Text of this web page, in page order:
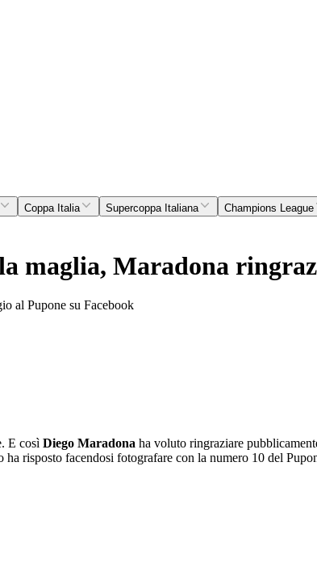
Coppa Italia Supercoppa Italiana Champions League
maglia, Maradona
al Pupone su Facebook
E così Diego Maradona ha voluto ringraziare
risposto facendosi fotografare con la numero 10 del